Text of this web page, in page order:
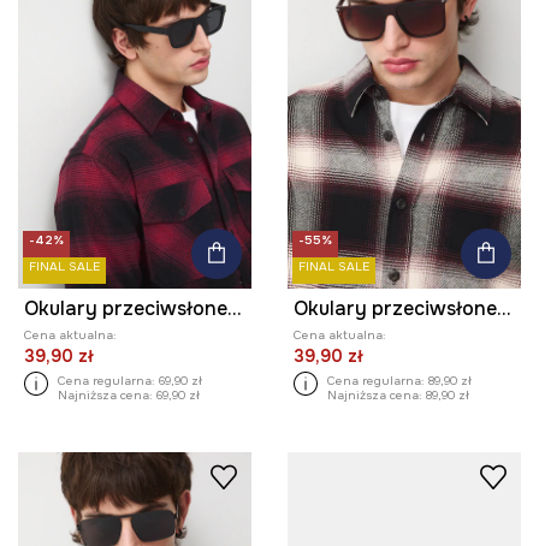
-42%
FINAL SALE
Okulary przeciwsłoneczne kwadratowe męskie
Cena aktualna:
39,90 zł
Cena regularna: 69,90 zł
Najniższa cena: 69,90 zł
-55%
FINAL SALE
Okulary przeciwsłoneczne kwadratowe męskie z polaryzacją
Cena aktualna:
39,90 zł
Cena regularna: 89,90 zł
Najniższa cena: 89,90 zł